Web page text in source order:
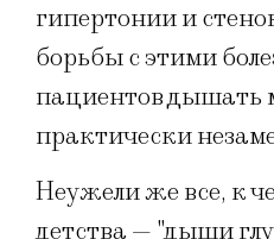
гипертонии и
борьбы с этими
пациентов дышать
практически
Неужели же все, к
детства — "дыши